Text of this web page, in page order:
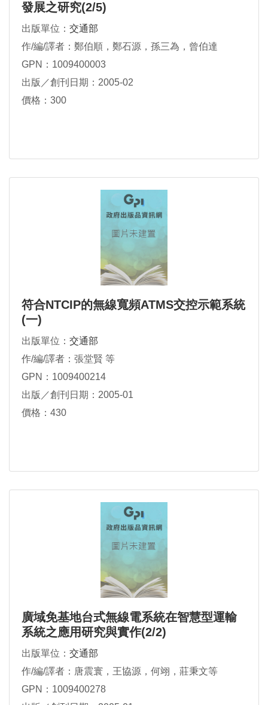
發展之研究(2/5)
出版單位： 交通部
作/編/譯者：鄭伯順，鄭石源，孫三為，曾伯達
GPN：1009400003
出版／創刊日期：2005-02
價格：300
符合NTCIP的無線寬頻ATMS交控示範系統
(一)
出版單位： 交通部
作/編/譯者：張堂賢 等
GPN：1009400214
出版／創刊日期：2005-01
價格：430
廣域免基地台式無線電系統在智慧型運輸
系統之應用研究與實作(2/2)
出版單位： 交通部
作/編/譯者：唐震寰，王協源，何翊，莊秉文等
GPN：1009400278